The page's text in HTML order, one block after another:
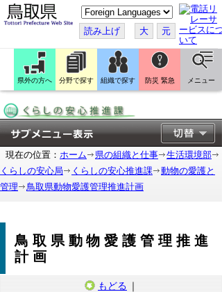
こ
の
ペ
ー
ジ
翻
訳
す
読み上げ 大 元
県外の方へ 分野で探す 組織で探す 防災 緊急 メニュー
現在の位置： ホーム 県の組織と仕事
生活環境部
くらしの安心局
くらしの安心推進課
動物の愛護と
管理
鳥取県動物愛護管理推進計画
鳥取県動物愛護管理推進
計画
もどる ｜